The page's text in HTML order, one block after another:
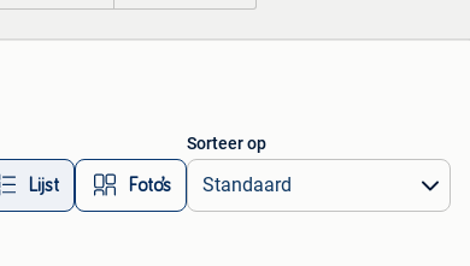
Lijst Foto’s
Sorteer op